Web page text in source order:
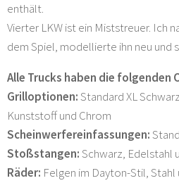
enthält.
Vierter LKW ist ein Miststreuer. Ich
dem Spiel, modellierte ihn neu und
Alle Trucks haben die folgenden
Grilloptionen:Standard XL
Kunststoff und Chrom
Scheinwerfereinfassungen:
Stoßstangen:Schwarz, Edelstahl
Räder: Felgen im Dayton-Stil,